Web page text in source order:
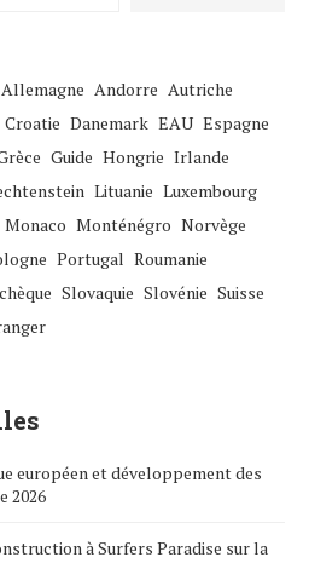
Allemagne Andorre Autriche
Croatie Danemark EAU Espagne
Guide Hongrie Irlande
Lituanie Luxembourg
Monaco Monténégro Norvège
Portugal Roumanie
Slovaquie Slovénie Suisse
européen et développement des
2026
à Surfers Paradise sur la